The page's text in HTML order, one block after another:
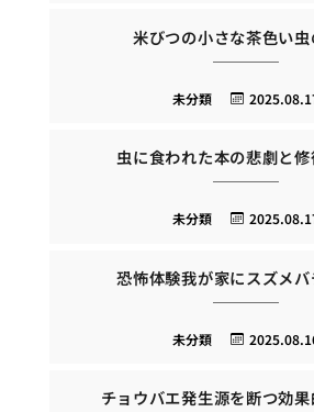
米びつの小さな茶色い
未分類
虫に食われた本の悲劇と
未分類
恐怖体験我が家にスズメ
未分類
チョウバエ発生源を断つ効